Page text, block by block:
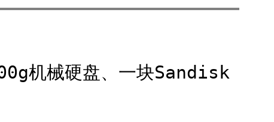
机械硬盘、一块Sandisk